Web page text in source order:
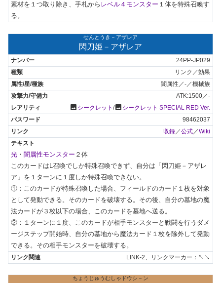
素材を１つ取り除き、手札から レベル４モンスター １体を特殊召喚す
る。
せんとうき－アザレア
閃刀姫－アザレア
24PP-JP029
リンク／効果
闇属性／-／機械族
ATK:1500／-
photo シークレット /photo シークレット SPECIAL RED Ver.
98462037
収録 ／公式 ／Wiki
光 ・ 闇属性モンスター ２体
このカードはL召喚でしか特殊召喚できず、自分は「閃刀姫－アザレ
ア」を１ターンに１度しか特殊召喚できない。
①：このカードが特殊召喚した場合、フィールドのカード１枚を対象
として発動できる。そのカードを破壊する。その後、自分の墓地の魔
法カードが３枚以下の場合、このカードを墓地へ送る。
②：１ターンに１度、このカードが相手モンスターと戦闘を行うダメ
ージステップ開始時、自分の墓地から魔法カード１枚を除外して発動
できる。その相手モンスターを破壊する。
LINK-2、リンクマーカー：↖↘
ちょうじゅうむしゃドウシ－ン